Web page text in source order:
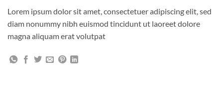
Lorem ipsum dolor sit amet, consectetuer adipiscing elit, sed
diam nonummy nibh euismod tincidunt ut laoreet dolore
magna aliquam erat volutpat